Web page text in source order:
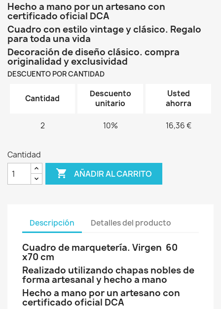
Hecho a mano por un artesano con
certificado oficial DCA
Cuadro con estilo vintage y clásico. Regalo
para toda una vida
Decoración de diseño clásico. compra
originalidad y exclusividad
DESCUENTO POR CANTIDAD
Cantidad
Descuento
unitario
Usted
ahorra
2 10% 16,36 €
Cantidad
 AÑADIR AL CARRITO
Descripción Detalles del producto
Cuadro de marquetería. Virgen 60
x70 cm
Realizado utilizando chapas nobles de
forma artesanal y hecho a mano
Hecho a mano por un artesano con
certificado oficial DCA